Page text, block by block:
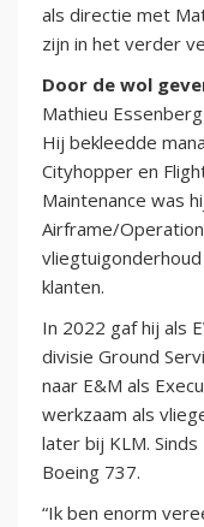
als directie met
zijn in het verder
Door de wol
Mathieu
Hij bekleedde
Cityhopper en
Maintenance was
Airframe/
klanten.
In 2022 gaf hij als
divisie Ground
naar E&M als
werkzaam als
later bij KLM.
Boeing 737.
“Ik ben enorm